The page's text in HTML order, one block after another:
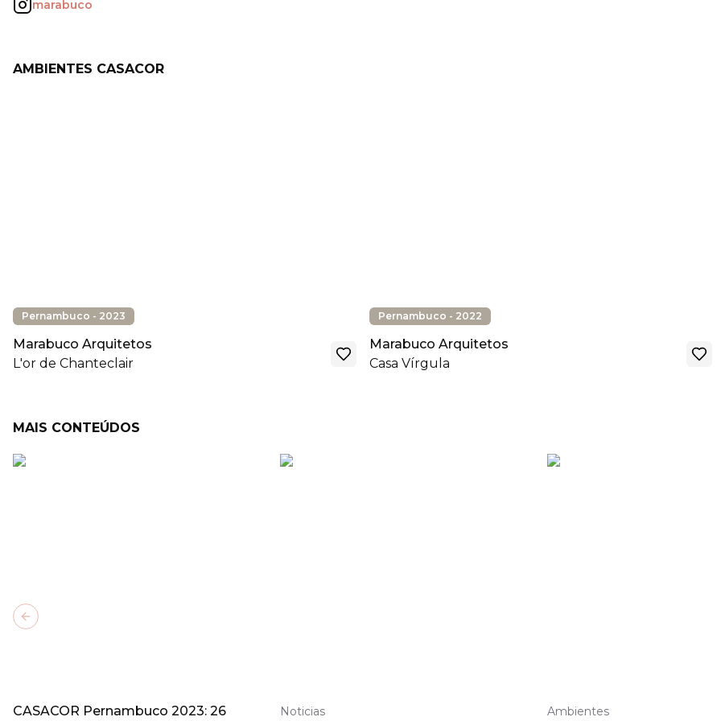
marabuco
AMBIENTES CASACOR
Pernambuco - 2023
Marabuco Arquitetos
L'or de Chanteclair
Pernambuco - 2022
Marabuco Arquitetos
Casa Vírgula
MAIS CONTEÚDOS
CASACOR Pernambuco 2023: 26 Noticias Ambientes
Previous slide